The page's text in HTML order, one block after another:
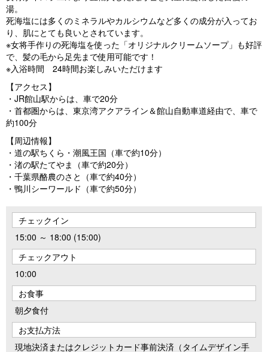
湯。
死海塩には多くのミネラルやカルシウムなど多くの成分が入ってお
り、肌にとても良いとされています。
※女将手作りの死海塩を使った「オリジナルクリームソープ」も好評
で、髪の毛から足先まで使用可能です！
※入浴時間 24時間お楽しみいただけます
【アクセス】
・JR館山駅からは、車で20分
・首都圏からは、東京湾アクアライン＆館山自動車道経由で、車で
約100分
【周辺情報】
・道の駅ちくら・潮風王国（車で約10分）
・渚の駅たてやま（車で約20分）
・千葉県酪農のさと（車で約40分）
・鴨川シーワールド（車で約50分）
チェックイン
15:00 ～ 18:00 (15:00)
チェックアウト
10:00
お食事
朝夕食付
お支払方法
現地決済またはクレジットカード事前決済（タイムデザイン手